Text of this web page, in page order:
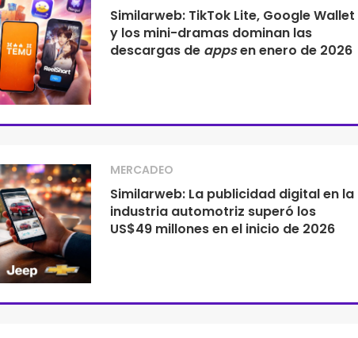
Similarweb: TikTok Lite, Google Wallet
y los mini-dramas dominan las
descargas de appsen enero de 2026
MERCADEO
Similarweb: La publicidad digital en la
industria automotriz superó los
US$49 millones en el inicio de 2026